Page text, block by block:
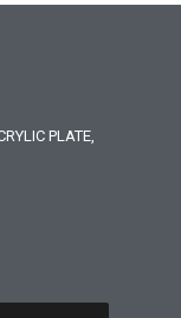
PLATE,